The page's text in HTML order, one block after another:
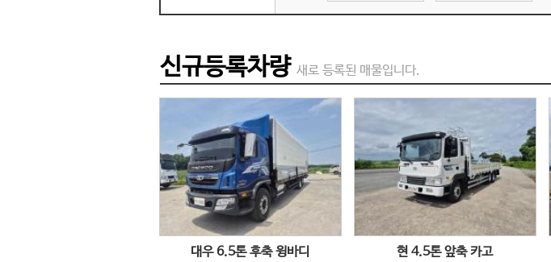
신규등록차량 새로 등록된 매물입니다.
대우 6.5톤 후축 윙바디 현 4.5톤 앞축 카고